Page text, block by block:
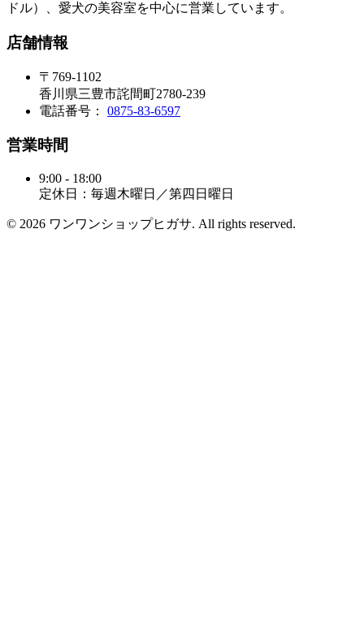
ドル）、愛犬の美容室を中心に営業しています。
店舗情報
〒769-1102
香川県三豊市詫間町2780-239
電話番号： 0875-83-6597
営業時間
9:00 - 18:00
定休日：毎週木曜日／第四日曜日
© 2026 ワンワンショップヒガサ. All rights reserved.